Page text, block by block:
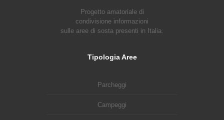
Progetto amatoriale di
condivisione informazioni
sulle aree di sosta presenti in Italia.
Tipologia Aree
Parcheggi
Campeggi